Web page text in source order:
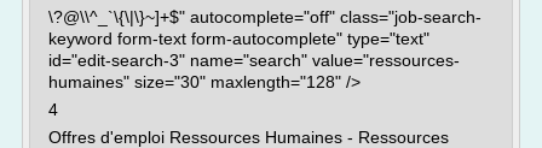
\?@\\^_`\{\|\}~]+$" autocomplete="off" class="job-search-
keyword form-text form-autocomplete" type="text"
id="edit-search-3" name="search" value="ressources-
humaines" size="30" maxlength="128" />
4
Offres d'emploi Ressources Humaines - Ressources